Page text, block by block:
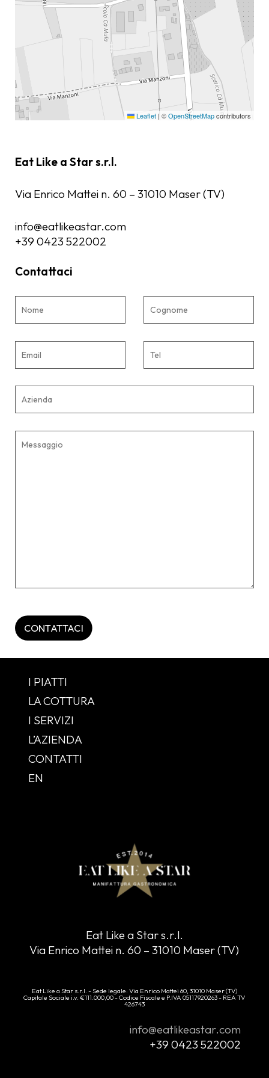
Leaflet | ©OpenStreetMapcontributors
Eat Like a Star s.r.l.
Via Enrico Mattei n. 60 – 31010 Maser (TV)
info@eatlikeastar.com
+39 0423 522002
Contattaci
I PIATTI
LA COTTURA
I SERVIZI
L’AZIENDA
CONTATTI
EN
Eat Like a Star s.r.l.
Via Enrico Mattei n. 60 – 31010 Maser (TV)
Eat Like a Star s.r.l. - Sede legale: Via Enrico Mattei 60, 31010 Maser (TV)
Capitale Sociale i.v. €111.000,00 - Codice Fiscale e P.IVA 05117920263 - REA TV
426743
info@eatlikeastar.com
+39 0423 522002